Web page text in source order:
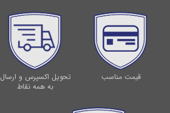
قیمت مناسب
تحویل اکسپرس و ارسال
به همه نقاط